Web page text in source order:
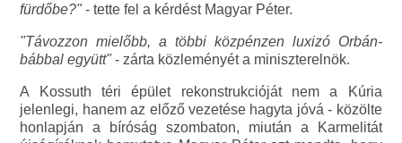
fürdőbe?"- tette fel a kérdést Magyar Péter.
"Távozzon mielőbb, a többi közpénzen luxizó Orbán-
bábbal együtt"- zárta közleményét a miniszterelnök.
A Kossuth téri épület rekonstrukcióját nem a Kúria
jelenlegi, hanem az előző vezetése hagyta jóvá - közölte
honlapján a bíróság szombaton, miután a Karmelitát